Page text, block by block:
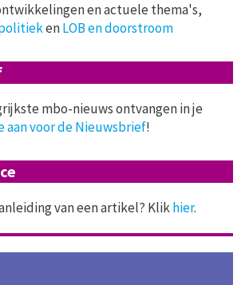
en actuele thema's,
enLOB en doorstroom
mbo-nieuws ontvangen in je
aan voor de Nieuwsbrief!
van een artikel? Klikhier.